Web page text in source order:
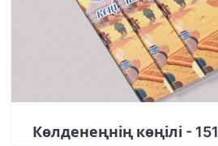
Көлденеңнің көңілі -